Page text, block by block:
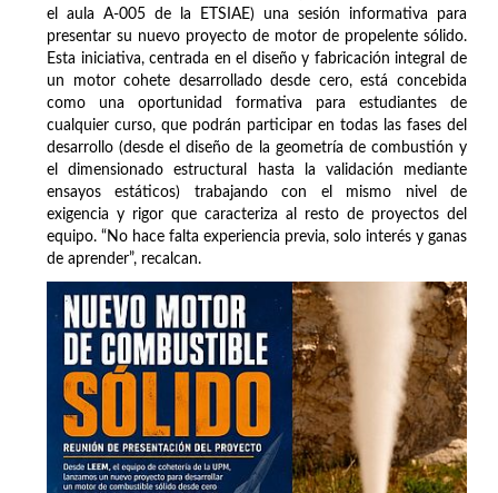
el aula A-005 de la ETSIAE) una sesión informativa para
presentar su nuevo proyecto de motor de propelente sólido.
Esta iniciativa, centrada en el diseño y fabricación integral de
un motor cohete desarrollado desde cero, está concebida
como una oportunidad formativa para estudiantes de
cualquier curso, que podrán participar en todas las fases del
desarrollo (desde el diseño de la geometría de combustión y
el dimensionado estructural hasta la validación mediante
ensayos estáticos) trabajando con el mismo nivel de
exigencia y rigor que caracteriza al resto de proyectos del
equipo. “No hace falta experiencia previa, solo interés y ganas
de aprender”, recalcan.